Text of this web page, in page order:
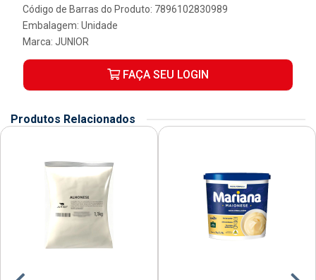
Código de Barras do Produto: 7896102830989
Embalagem: Unidade
Marca: JUNIOR
FAÇA SEU LOGIN
Produtos Relacionados